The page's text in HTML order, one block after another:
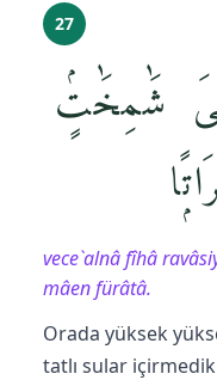
27
شَٰمِخَٰتٍۢ
vece`alnâ fîhâ
mâen fürâtâ.
Orada yüksek
tatlı sular